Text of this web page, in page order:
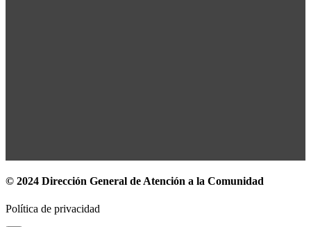
© 2024 Dirección General de Atención a la Comunidad
Política de privacidad